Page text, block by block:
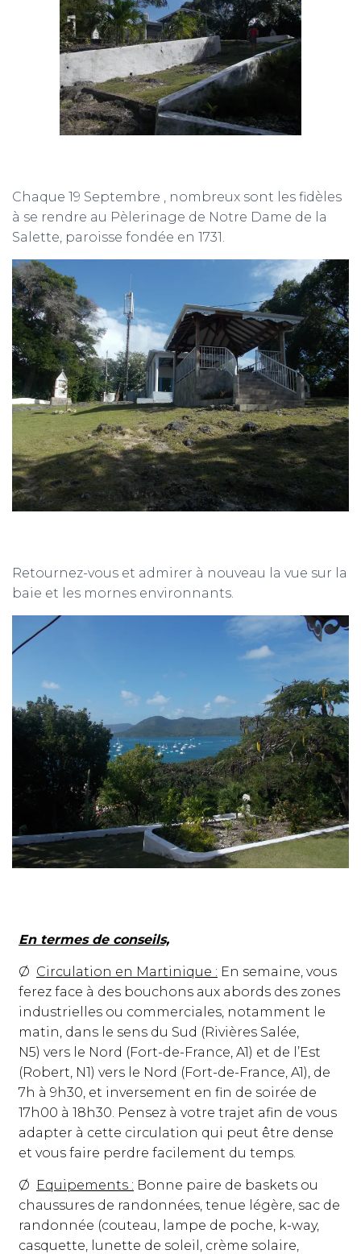
Chaque 19 Septembre , nombreux sont les fidèles
à se rendre au Pèlerinage de Notre Dame de la
Salette, paroisse fondée en 1731.
Retournez-vous et admirer à nouveau la vue sur la
baie et les mornes environnants.
En termes de conseils,
Ø Circulation en Martinique : En semaine, vous
ferez face à des bouchons aux abords des zones
industrielles ou commerciales, notamment le
matin, dans le sens du Sud (Rivières Salée,
N5) vers le Nord (Fort-de-France, A1) et de l’Est
(Robert, N1) vers le Nord (Fort-de-France, A1), de
7h à 9h30, et inversement en fin de soirée de
17h00 à 18h30. Pensez à votre trajet afin de vous
adapter à cette circulation qui peut être dense
et vous faire perdre facilement du temps.
Ø Equipements : Bonne paire de baskets ou
chaussures de randonnées, tenue légère, sac de
randonnée (couteau, lampe de poche, k-way,
casquette, lunette de soleil, crème solaire,